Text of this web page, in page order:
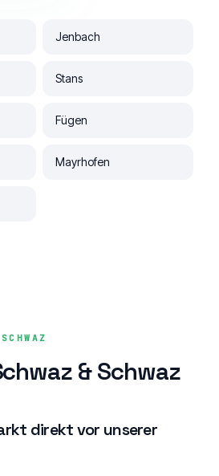
Jenbach
Stans
Fügen
Mayrhofen
& Schwaz
direkt vor unserer